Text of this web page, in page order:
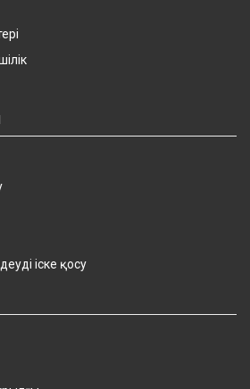
іске қосу